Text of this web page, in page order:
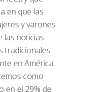
en que las
y varones:
las noticias
tradicionales
en América
como
en el 29% de